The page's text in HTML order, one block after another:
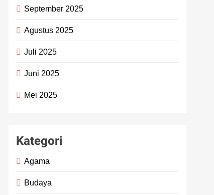
September 2025
Agustus 2025
Juli 2025
Juni 2025
Mei 2025
Kategori
Agama
Budaya